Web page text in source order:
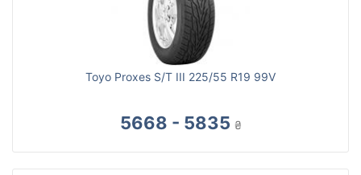
Toyo Proxes S/T III 225/55 R19 99V
5668 - 5835 ₴